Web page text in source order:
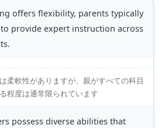
offers flexibility, parents typically
provide expert instruction across
柔軟性がありますが、親がすべての科目
程度は通常限られています
possess diverse abilities that